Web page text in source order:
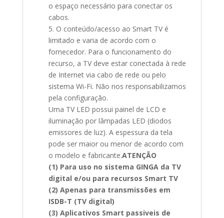
o espaço necessário para conectar os
cabos.
5. O conteúdo/acesso ao Smart TV é
limitado e varia de acordo com o
fornecedor. Para o funcionamento do
recurso, a TV deve estar conectada à rede
de Internet via cabo de rede ou pelo
sistema Wi-Fi. Não nos responsabilizamos
pela configuração.
Uma TV LED possui painel de LCD e
iluminação por lâmpadas LED (diodos
emissores de luz). A espessura da tela
pode ser maior ou menor de acordo com
o modelo e fabricante.ATENÇÃO
(1) Para uso no sistema GINGA da TV
digital e/ou para recursos Smart TV
(2) Apenas para transmissões em
ISDB-T (TV digital)
(3) Aplicativos Smart passiveis de